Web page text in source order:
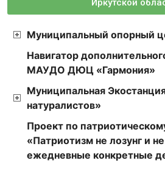
Иркутской
Муниципальный опорный
Навигатор
МАУДО ДЮЦ «Гармония»
Муниципальная
натуралистов»
Проект по
«Патриотизм не лозунг и
ежедневные конкретные